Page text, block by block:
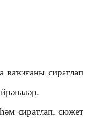
ваҡиғаны сиратлап
сиратлап, сюжет